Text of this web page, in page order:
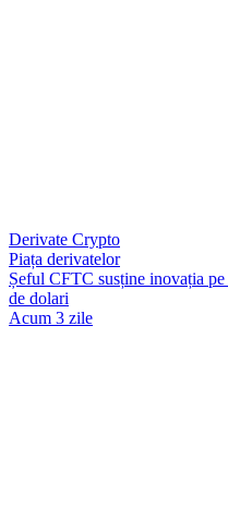
Derivate Crypto
Piața derivatelor
Șeful CFTC susține inovația pe
de dolari
Acum 3 zile